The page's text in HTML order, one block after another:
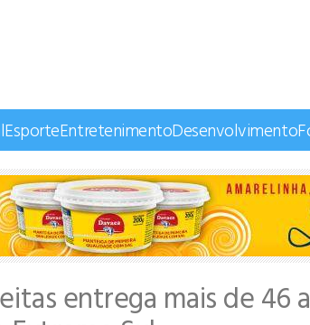
EsporteEntretenimentoDesenvolvimento
entrega mais de 46